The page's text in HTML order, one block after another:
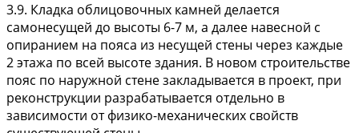
3.9. Кладка облицовочных камней делается
самонесущей до высоты 6-7 м, а далее навесной с
опиранием на пояса из несущей стены через каждые
2 этажа по всей высоте здания. В новом строительстве
пояс по наружной стене закладывается в проект, при
реконструкции разрабатывается отдельно в
зависимости от физико-механических свойств